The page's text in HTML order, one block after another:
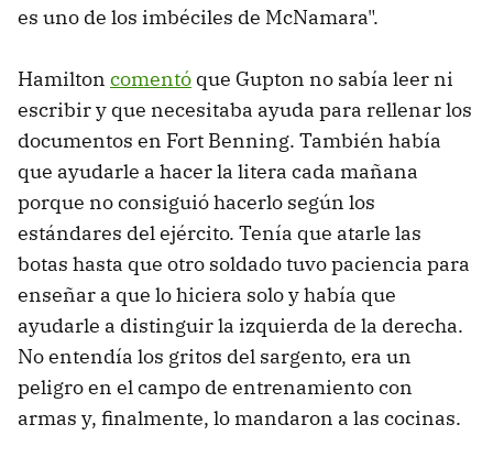
es uno de los imbéciles de McNamara".
Hamilton comentó que Gupton no sabía leer ni
escribir y que necesitaba ayuda para rellenar los
documentos en Fort Benning. También había
que ayudarle a hacer la litera cada mañana
porque no consiguió hacerlo según los
estándares del ejército. Tenía que atarle las
botas hasta que otro soldado tuvo paciencia para
enseñar a que lo hiciera solo y había que
ayudarle a distinguir la izquierda de la derecha.
No entendía los gritos del sargento, era un
peligro en el campo de entrenamiento con
armas y, finalmente, lo mandaron a las cocinas.